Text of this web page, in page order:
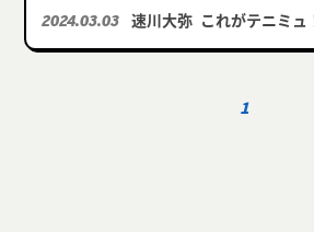
2024.03.03 速川大弥 これがテニミュ
1